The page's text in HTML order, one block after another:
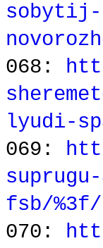
068:
lyudi-
069:
fsb/%3f/
070: